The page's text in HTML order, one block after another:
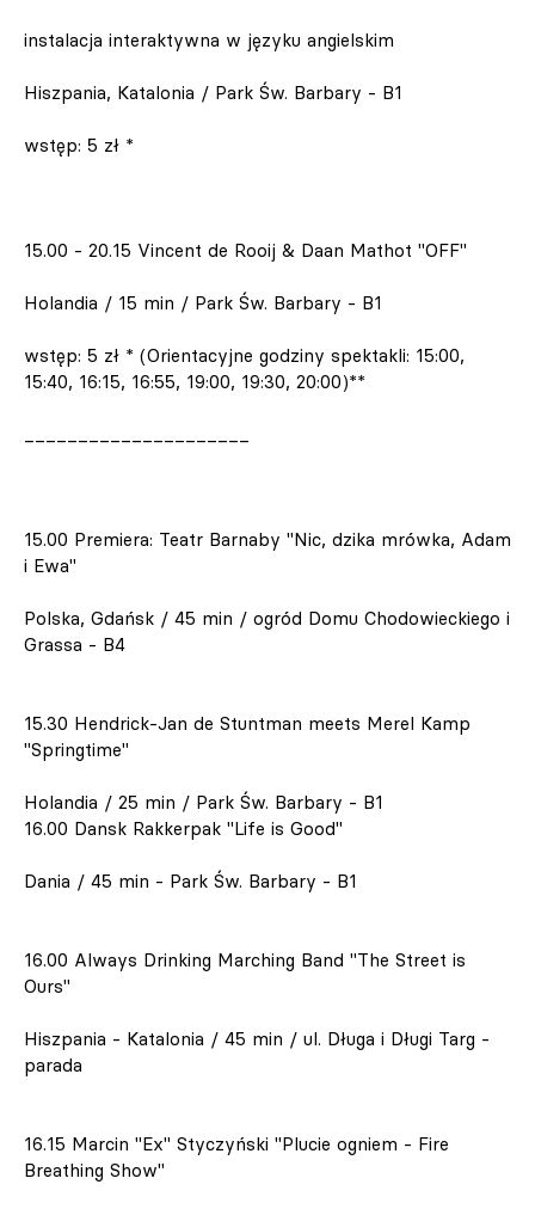
instalacja interaktywna w języku angielskim
Hiszpania, Katalonia / Park Św. Barbary - B1
wstęp: 5 zł *
15.00 - 20.15 Vincent de Rooij & Daan Mathot "OFF"
Holandia / 15 min / Park Św. Barbary - B1
wstęp: 5 zł * (Orientacyjne godziny spektakli: 15:00,
15:40, 16:15, 16:55, 19:00, 19:30, 20:00)**
15.00 Premiera: Teatr Barnaby "Nic, dzika mrówka, Adam
i Ewa"
Polska, Gdańsk / 45 min / ogród Domu Chodowieckiego i
Grassa - B4
15.30 Hendrick-Jan de Stuntman meets Merel Kamp
"Springtime"
Holandia / 25 min / Park Św. Barbary - B1
16.00 Dansk Rakkerpak "Life is Good"
Dania / 45 min - Park Św. Barbary - B1
16.00 Always Drinking Marching Band "The Street is
Ours"
Hiszpania - Katalonia / 45 min / ul. Długa i Długi Targ -
parada
16.15 Marcin "Ex" Styczyński "Plucie ogniem - Fire
Breathing Show"